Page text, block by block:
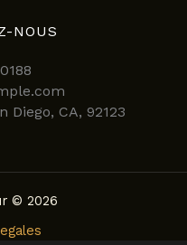
NOUS
Diego, CA, 92123
© 2026